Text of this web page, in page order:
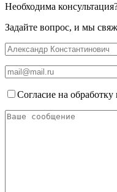
Необходима
Задайте вопрос, и мы
Согласие на